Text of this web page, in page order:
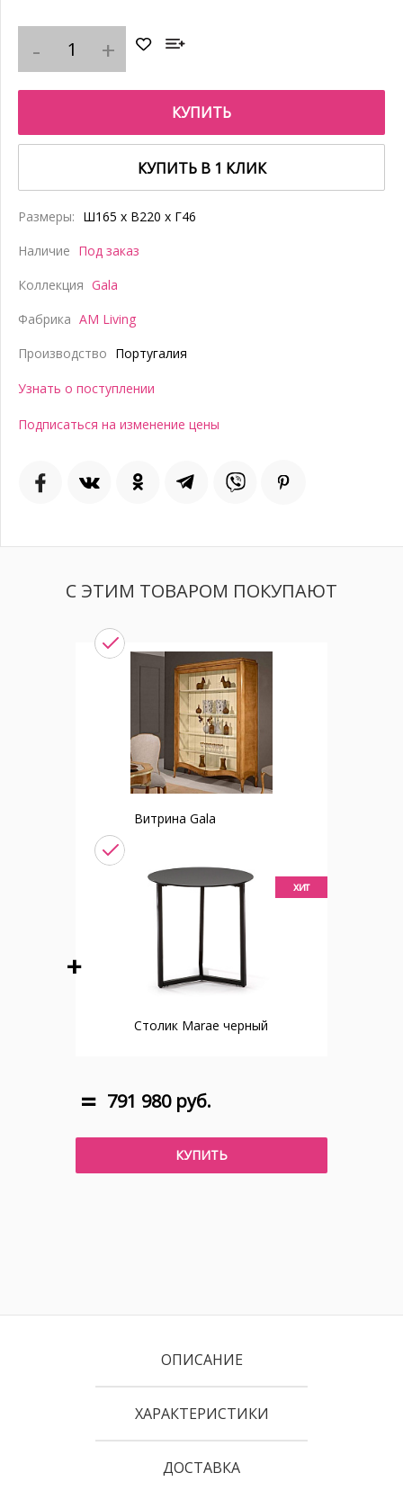
КУПИТЬ
КУПИТЬ В 1 КЛИК
Размеры: Ш165 x В220 x Г46
Наличие Под заказ
Коллекция Gala
Фабрика AM Living
Производство Португалия
Узнать о поступлении
Подписаться на изменение цены
С ЭТИМ ТОВАРОМ ПОКУПАЮТ
Витрина Gala
хит
Столик Marae черный
791 980 руб.
КУПИТЬ
ОПИСАНИЕ
ХАРАКТЕРИСТИКИ
ДОСТАВКА